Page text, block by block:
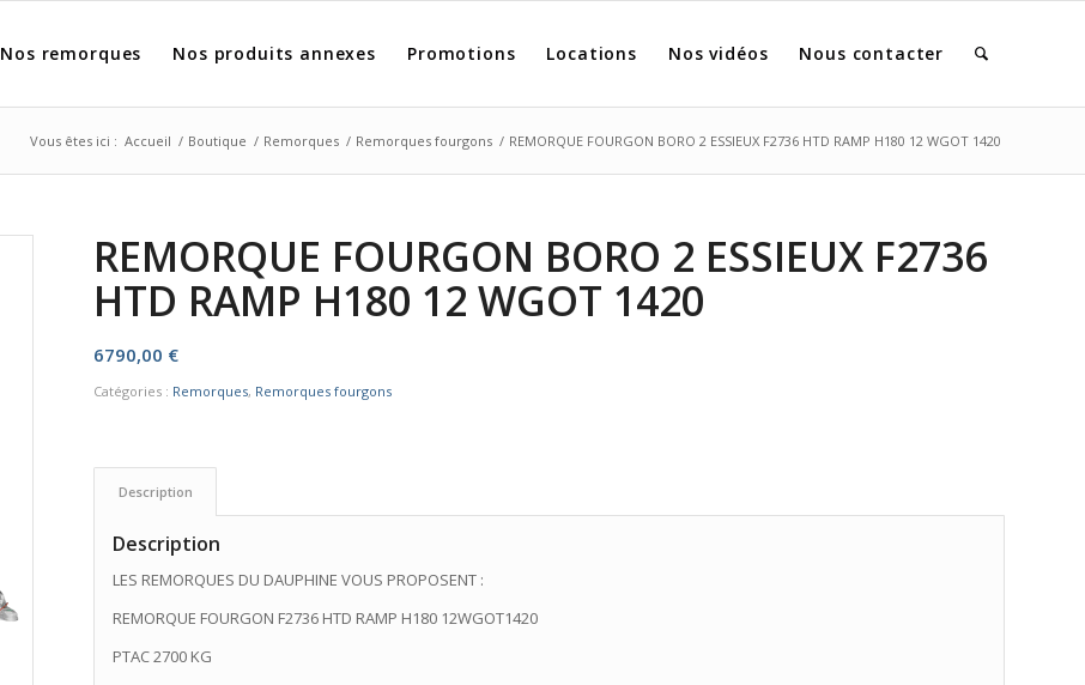
Nos remorques Nos produits annexes Promotions Locations Nos vidéos Nous contacter
Vous êtes ici : Accueil / Boutique / Remorques / Remorques fourgons / REMORQUE FOURGON BORO 2 ESSIEUX F2736 HTD RAMP H180 12 WGOT 1420
REMORQUE FOURGON BORO 2 ESSIEUX F2736
HTD RAMP H180 12 WGOT 1420
6790,00 €
Catégories : Remorques, Remorques fourgons
Description
Description
LES REMORQUES DU DAUPHINE VOUS PROPOSENT :
REMORQUE FOURGON F2736 HTD RAMP H180 12WGOT1420
PTAC 2700 KG